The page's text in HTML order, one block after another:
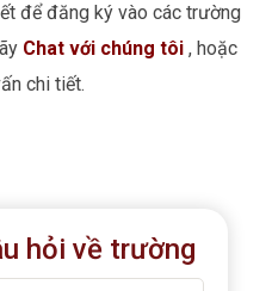
để đăng ký vào các trường
Chat với chúng tôi , hoặc
chi tiết.
hỏi về trường